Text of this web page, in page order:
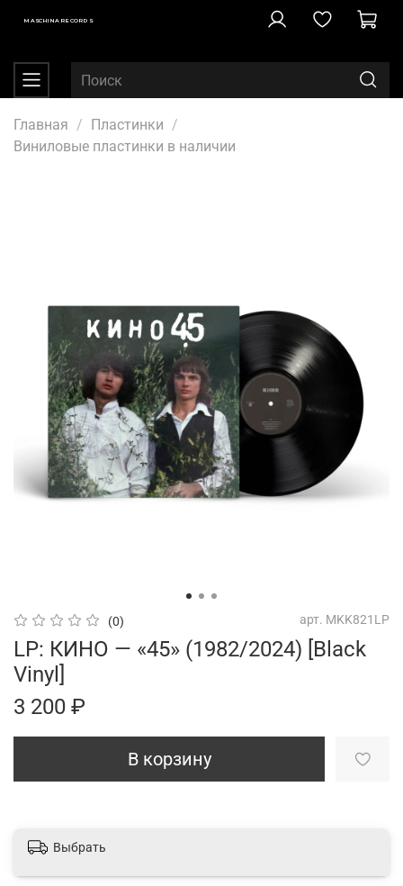
MASCHINA RECORDS
Главная
Пластинки
Виниловые пластинки в наличии
(0) арт. MKK821LP
LP: КИНО — «45» (1982/2024) [Black
Vinyl]
3 200 ₽
В корзину
Выбрать